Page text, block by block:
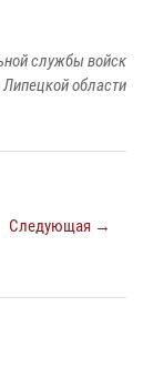
службы войск
области
Следующая →